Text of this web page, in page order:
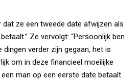
dat ze een tweede date afwijzen als
Ze vervolgt: “Persoonlijk ben
verder zijn gegaan, het is
om in deze financieel moeilijke
man op een eerste date betaalt.